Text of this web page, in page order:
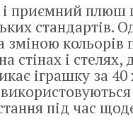
приємний плюш
стандартів.
кольорів
і стелях,
іграшку за 40
під час